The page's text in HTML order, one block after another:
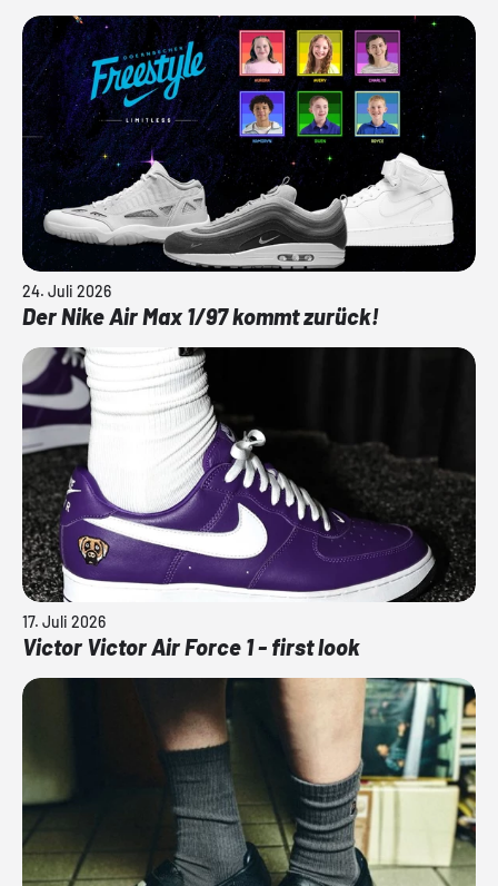
24. Juli 2026
Der Nike Air Max 1/97 kommt zurück!
17. Juli 2026
Victor Victor Air Force 1 - first look